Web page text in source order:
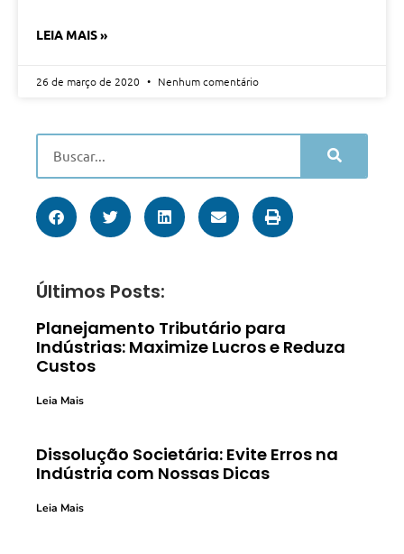
LEIA MAIS »
26 de março de 2020 Nenhum comentário
Últimos Posts:
Planejamento Tributário para
Indústrias: Maximize Lucros e Reduza
Custos
Leia Mais
Dissolução Societária: Evite Erros na
Indústria com Nossas Dicas
Leia Mais